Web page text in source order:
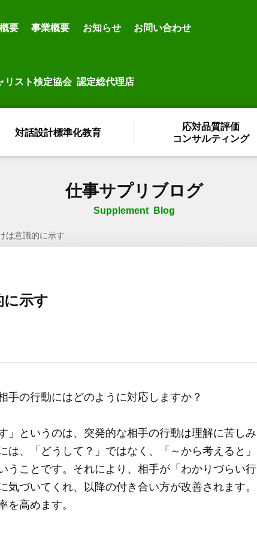
要 事業概要 お知らせ お問い合わせ
リスト検定協会 認定総代理店
対話設計標準化教育
応対品質評価
コンサルティング
仕事サプリブログ
Supplement Blog
は意識的に示す
に示す
手の行動にはどのように対応しますか？
」というのは、突発的な相手の行動は理解に苦しみ
は、「どうして？」ではなく、「～から考えると」
うことです。それにより、相手が「わかりづらい行
気づいてくれ、以降の付き合い方が改善されます。
を高めます。